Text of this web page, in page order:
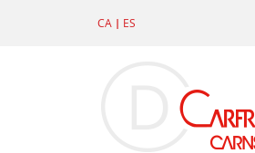
CA | ES